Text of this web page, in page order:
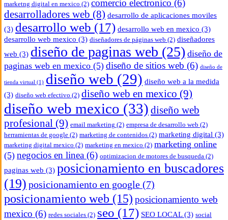
marketng digital en mexico (2) comercio electronico (6)
desarrolladores web (8) desarrollo de aplicaciones moviles
(3) desarrollo web (17) desarrollo web en mexico (3)
desarrollo web mexico (3) diseñadores de páginas web (2) diseñadores
web (3) diseño de paginas web (25) diseño de
paginas web en mexico (5) diseño de sitios web (6) diseño de
tienda virtual (1) diseño web (29) diseño web a la medida
(3) diseño web efectivo (2) diseño web en mexico (9)
diseño web mexico (33) diseño web
profesional (9) email marketing (2) empresa de desarrollo web (2)
herramientas de google (2) marketing de contenidos (2) marketing digital (3)
marketing digital mexico (2) marketing en mexico (2) marketing online
(5) negocios en linea (6) optimizacion de motores de busqueda (2)
paginas web (3) posicionamiento en buscadores
(19) posicionamiento en google (7)
posicionamiento web (15) posicionamiento web
mexico (6) redes sociales (2) seo (17) SEO LOCAL(3) social